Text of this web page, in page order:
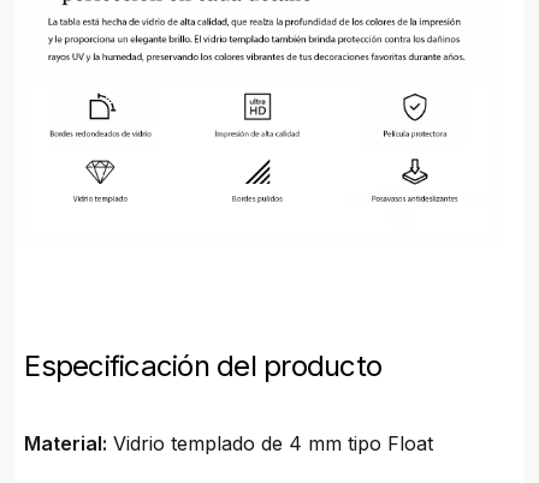
Especificación del producto
Material: Vidrio templado de 4 mm tipo Float